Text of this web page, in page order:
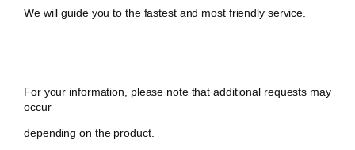
We will guide you to the fastest and most friendly service.
For your information, please note that additional requests may
occur
depending on the product.